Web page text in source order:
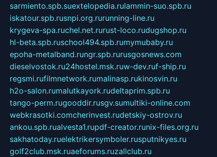
sarmiento.spb.suextelopedia.rulammin-suo.spb.ru
iskatour.spb.rusnpi.org.rurunning-line.ru
krygeva-spa.ruchel.net.rurust-loco.rudugshop.ru
hl-beta.spb.ruschool494.spb.rumymubaby.ru
epoha-metalband.rungr.spb.rurusgosnews.com
dieselvostok.ru24hostel.msk.ruw-dev.ruf-ship.ru
regsmi.rufilmnetwork.rumalinasp.rukinosvin.ru
h2o-salon.rumalutkayork.rudeltaprim.spb.ru
tango-perm.rugooddir.rusgv.sumultiki-online.com
webkrasotki.comcherinvest.rudetskiy-ostrov.ru
ankou.spb.rualvesta1.rupdf-creator.runix-files.org.ru
sakhatoday.ruelektrikersymboler.rusputnikyes.ru
golf2club.msk.ruaeforums.ruzallclub.ru